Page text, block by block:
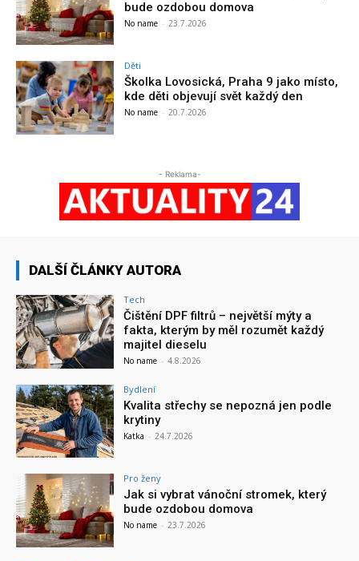
bude ozdobou domova
No name - 23.7.2026
Děti
Školka Lovosická, Praha 9 jako místo,
kde děti objevují svět každý den
No name - 20.7.2026
- Reklama-
DALŠÍ ČLÁNKY AUTORA
Tech
Čištění DPF filtrů – největší mýty a
fakta, kterým by měl rozumět každý
majitel dieselu
No name - 4.8.2026
Bydlení
Kvalita střechy se nepozná jen podle
krytiny
Katka - 24.7.2026
Pro ženy
Jak si vybrat vánoční stromek, který
bude ozdobou domova
No name - 23.7.2026